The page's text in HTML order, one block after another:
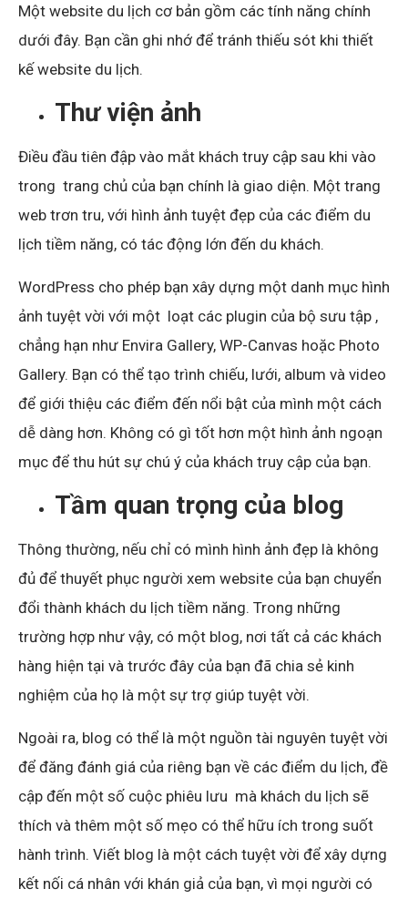
Một website du lịch cơ bản gồm các tính năng chính
dưới đây. Bạn cần ghi nhớ để tránh thiếu sót khi thiết
kế website du lịch.
Thư viện ảnh
Điều đầu tiên đập vào mắt khách truy cập sau khi vào
trong trang chủ của bạn chính là giao diện. Một trang
web trơn tru, với hình ảnh tuyệt đẹp của các điểm du
lịch tiềm năng, có tác động lớn đến du khách.
WordPress cho phép bạn xây dựng một danh mục hình
ảnh tuyệt vời với một loạt các plugin của bộ sưu tập ,
chẳng hạn như Envira Gallery, WP-Canvas hoặc Photo
Gallery. Bạn có thể tạo trình chiếu, lưới, album và video
để giới thiệu các điểm đến nổi bật của mình một cách
dễ dàng hơn. Không có gì tốt hơn một hình ảnh ngoạn
mục để thu hút sự chú ý của khách truy cập của bạn.
Tầm quan trọng của blog
Thông thường, nếu chỉ có mình hình ảnh đẹp là không
đủ để thuyết phục người xem website của bạn chuyển
đổi thành khách du lịch tiềm năng. Trong những
trường hợp như vậy, có một blog, nơi tất cả các khách
hàng hiện tại và trước đây của bạn đã chia sẻ kinh
nghiệm của họ là một sự trợ giúp tuyệt vời.
Ngoài ra, blog có thể là một nguồn tài nguyên tuyệt vời
để đăng đánh giá của riêng bạn về các điểm du lịch, đề
cập đến một số cuộc phiêu lưu mà khách du lịch sẽ
thích và thêm một số mẹo có thể hữu ích trong suốt
hành trình. Viết blog là một cách tuyệt vời để xây dựng
kết nối cá nhân với khán giả của bạn, vì mọi người có